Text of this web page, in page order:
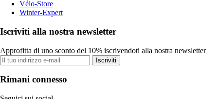
Vélo-Store
Winter-Expert
Iscriviti alla nostra newsletter
Approfitta di uno sconto del 10% iscrivendoti alla nostra newsletter
Iscriviti
Rimani connesso